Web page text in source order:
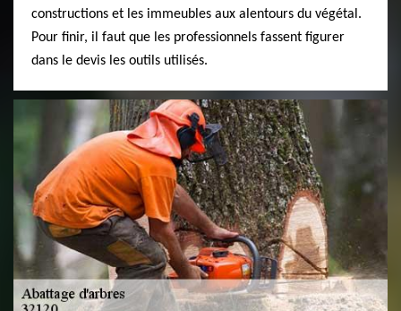
constructions et les immeubles aux alentours du végétal.
Pour finir, il faut que les professionnels fassent figurer
dans le devis les outils utilisés.